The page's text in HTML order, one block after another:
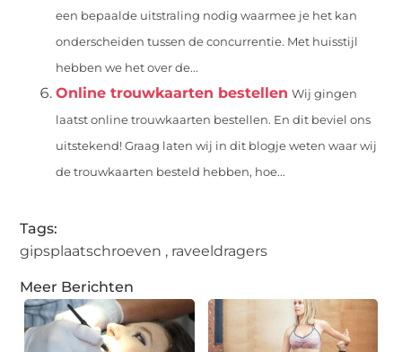
een bepaalde uitstraling nodig waarmee je het kan
onderscheiden tussen de concurrentie. Met huisstijl
hebben we het over de...
Online trouwkaarten bestellen Wij gingen
laatst online trouwkaarten bestellen. En dit beviel ons
uitstekend! Graag laten wij in dit blogje weten waar wij
de trouwkaarten besteld hebben, hoe...
Tags:
gipsplaatschroeven , raveeldragers
Meer Berichten